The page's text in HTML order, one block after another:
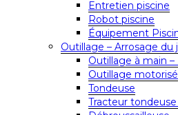
Entretien piscine
Robot piscine
Équipement
Outillage – Arrosage du
Outillage à main
Outillage motorisé
Tondeuse
Tracteur